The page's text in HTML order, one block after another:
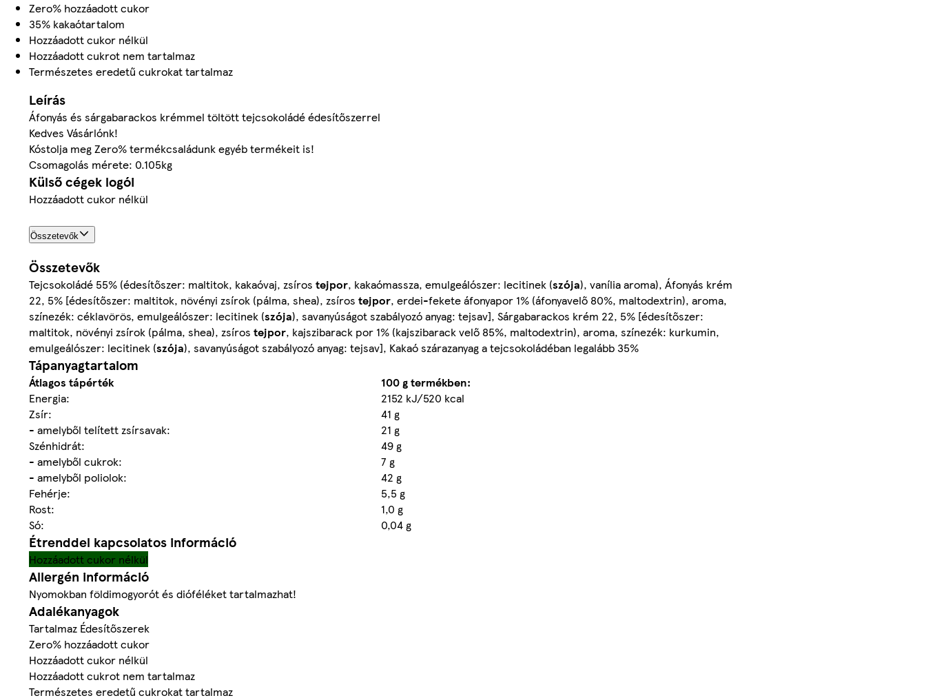
Zero% hozzáadott cukor
35% kakaótartalom
Hozzáadott cukor nélkül
Hozzáadott cukrot nem tartalmaz
Természetes eredetű cukrokat tartalmaz
Leírás
Áfonyás és sárgabarackos krémmel töltött tejcsokoládé édesítőszerrel
Kedves Vásárlónk!
Kóstolja meg Zero% termékcsaládunk egyéb termékeit is!
Csomagolás mérete: 0.105kg
Külső cégek logói
Hozzáadott cukor nélkül
Összetevők
Összetevők
Tejcsokoládé 55% (édesítőszer: maltitok, kakaóvaj, zsíros tejpor, kakaómassza, emulgeálószer: lecitinek (szója), vanília aroma), Áfonyás krém
22, 5% [édesítőszer: maltitok, növényi zsírok (pálma, shea), zsíros tejpor, erdei-fekete áfonyapor 1% (áfonyavelő 80%, maltodextrin), aroma,
színezék: céklavörös, emulgeálószer: lecitinek (szója), savanyúságot szabályozó anyag: tejsav], Sárgabarackos krém 22, 5% [édesítőszer:
maltitok, növényi zsírok (pálma, shea), zsíros tejpor, kajszibarack por 1% (kajszibarack velő 85%, maltodextrin), aroma, színezék: kurkumin,
emulgeálószer: lecitinek (szója), savanyúságot szabályozó anyag: tejsav], Kakaó szárazanyag a tejcsokoládéban legalább 35%
Tápanyagtartalom
Átlagos tápérték
100 g termékben:
Energia:
2152 kJ/520 kcal
Zsír:
41 g
- amelyből telített zsírsavak:
21 g
Szénhidrát:
49 g
- amelyből cukrok:
7 g
- amelyből poliolok:
42 g
Fehérje:
5,5 g
Rost:
1,0 g
Só:
0,04 g
Étrenddel kapcsolatos információ
Hozzáadott cukor nélkül
Allergén információ
Nyomokban földimogyorót és dióféléket tartalmazhat!
Adalékanyagok
Tartalmaz Édesítőszerek
Zero% hozzáadott cukor
Hozzáadott cukor nélkül
Hozzáadott cukrot nem tartalmaz
Természetes eredetű cukrokat tartalmaz